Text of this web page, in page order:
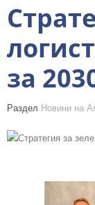
за
Раздел Новини на